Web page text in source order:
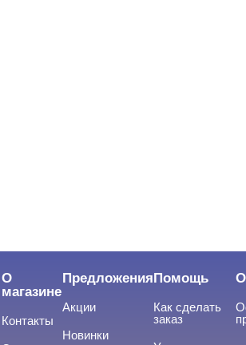
О
магазине
Контакты
Предложения
Акции
Новинки
Помощь
Как сделать
заказ